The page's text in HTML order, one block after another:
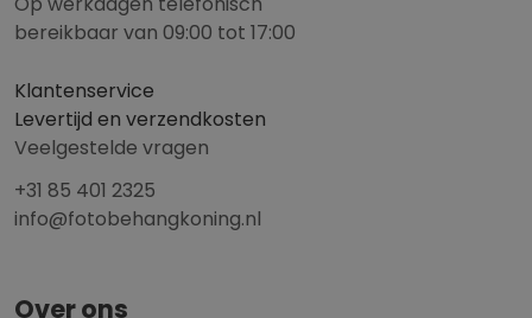
bereikbaar van 09:00 tot 17:00
Klantenservice
Levertijd en verzendkosten
Veelgestelde vragen
+31 85 401 2325
info@fotobehangkoning.nl
Over ons